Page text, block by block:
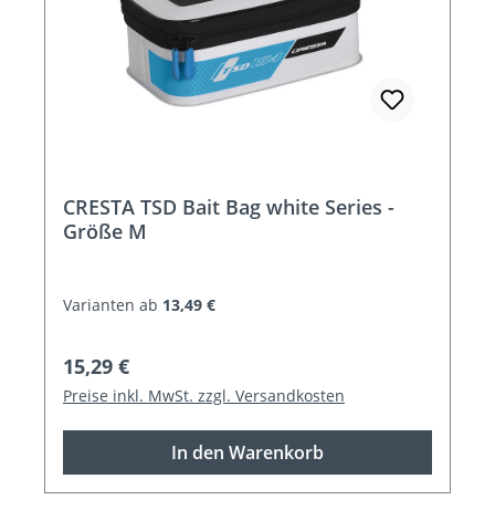
CRESTA TSD Bait Bag white Series -
Größe M
Varianten ab 13,49 €
Regulärer Preis:
15,29 €
Preise inkl. MwSt. zzgl. Versandkosten
In den Warenkorb